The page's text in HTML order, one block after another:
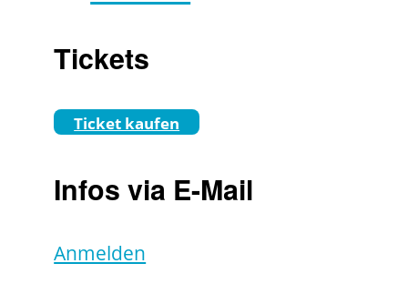
Tickets
Ticket kaufen
Infos via E-Mail
Anmelden